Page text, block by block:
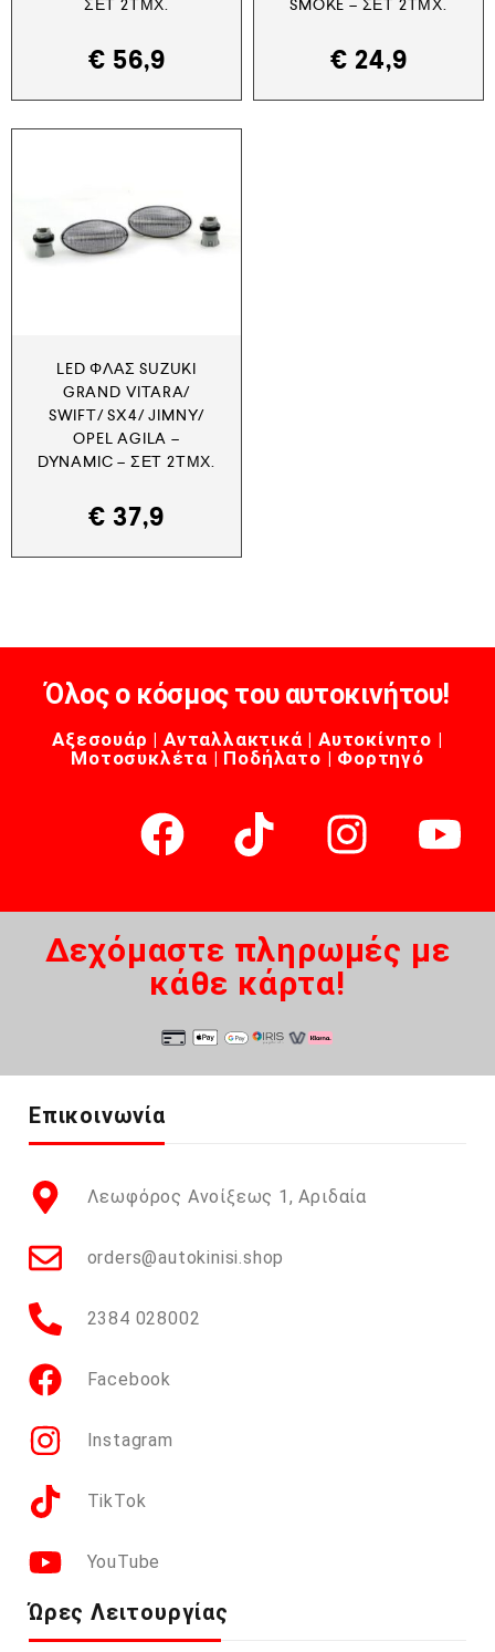
€ 56,9 € 24,9
LED ΦΛΑΣ SUZUKI
GRAND VITARA/
SWIFT/ SX4/ JIMNY/
OPEL AGILA –
DYNAMIC – ΣΕΤ 2ΤΜΧ.
€ 37,9
Όλος ο κόσμος του αυτοκινήτου!
Αξεσουάρ | Ανταλλακτικά | Αυτοκίνητο |
Μοτοσυκλέτα | Ποδήλατο | Φορτηγό
Δεχόμαστε πληρωμές με
κάθε κάρτα!
Επικοινωνία
Λεωφόρος Ανοίξεως 1, Αριδαία
orders@autokinisi.shop
2384 028002
Facebook
Instagram
TikTok
YouTube
Ώρες Λειτουργίας